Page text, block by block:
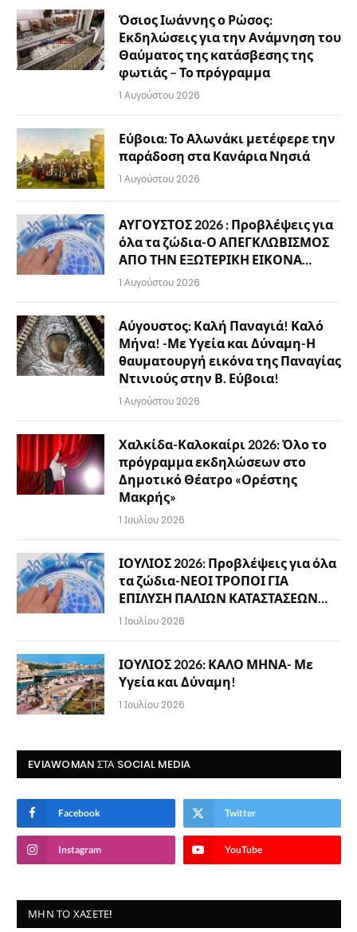
Όσιος Ιωάννης ο Ρώσος:
Εκδηλώσεις για την Ανάμνηση του
Θαύματος της κατάσβεσης της
φωτιάς – Το πρόγραμμα
1 Αυγούστου 2026
Εύβοια: Το Αλωνάκι μετέφερε την
παράδοση στα Κανάρια Νησιά
1 Αυγούστου 2026
ΑΥΓΟΥΣΤΟΣ 2026 : Προβλέψεις για
όλα τα ζώδια-Ο ΑΠΕΓΚΛΩΒΙΣΜΟΣ
ΑΠΟ ΤΗΝ ΕΞΩΤΕΡΙΚΗ ΕΙΚΟΝΑ…
1 Αυγούστου 2026
Αύγουστος: Καλή Παναγιά! Καλό
Μήνα! -Με Υγεία και Δύναμη-Η
θαυματουργή εικόνα της Παναγίας
Ντινιούς στην Β. Εύβοια!
1 Αυγούστου 2026
Χαλκίδα-Καλοκαίρι 2026: Όλο το
πρόγραμμα εκδηλώσεων στο
Δημοτικό Θέατρο «Ορέστης
Μακρής»
1 Ιουλίου 2026
ΙΟΥΛΙΟΣ 2026: Προβλέψεις για όλα
τα ζώδια-ΝΕΟΙ ΤΡΟΠΟΙ ΓΙΑ
ΕΠΙΛΥΣΗ ΠΑΛΙΩΝ ΚΑΤΑΣΤΑΣΕΩΝ…
1 Ιουλίου 2026
ΙΟΥΛΙΟΣ 2026: ΚΑΛΟ ΜΗΝΑ- Με
Υγεία και Δύναμη!
1 Ιουλίου 2026
EVIAWOMAN ΣΤΑ SOCIAL MEDIA
Facebook Twitter
Instagram YouTube
ΜΗΝ ΤΟ ΧΆΣΕΤΕ!